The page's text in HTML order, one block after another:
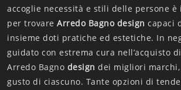
accoglie necessità e stili delle persone
per trovare Arredo Bagno design capaci
insieme doti pratiche ed estetiche. In
guidato con estrema cura nell’acquisto
Arredo Bagno design dei migliori
gusto di ciascuno. Tante opzioni di